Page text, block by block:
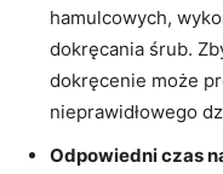
hamulcowych,
dokręcania‍ śrub.
dokręcenie może
nieprawidłowego
Odpowiedni czas⁤